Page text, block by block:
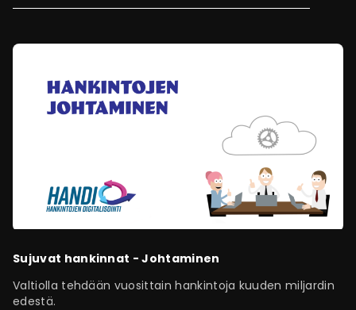
Sujuvat hankinnat - Johtaminen
Valtiolla tehdään vuosittain hankintoja kuuden miljardin
edestä.